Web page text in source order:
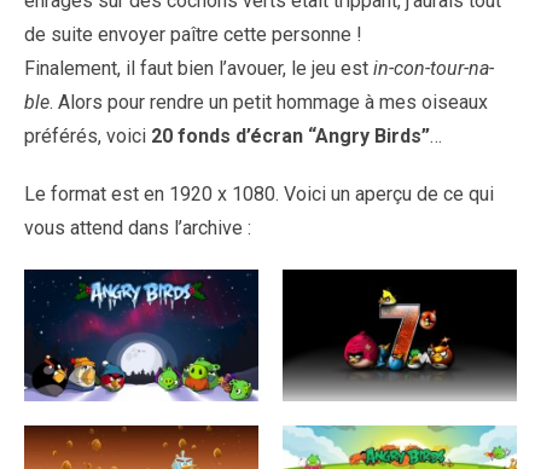
de suite envoyer paître cette personne !
Finalement, il faut bien l’avouer, le jeu est in-con-tour-na-
ble. Alors pour rendre un petit hommage à mes oiseaux
préférés, voici 20 fonds d’écran “Angry Birds”…
Le format est en 1920 x 1080. Voici un aperçu de ce qui
vous attend dans l’archive :